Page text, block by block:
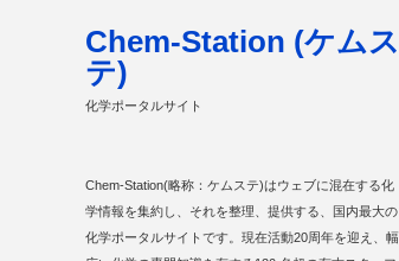
Chem-Station (ケムス
テ)
化学ポータルサイト
Chem-Station(略称：ケムステ)はウェブに混在する化
学情報を集約し、それを整理、提供する、国内最大の
化学ポータルサイトです。現在活動20周年を迎え、幅